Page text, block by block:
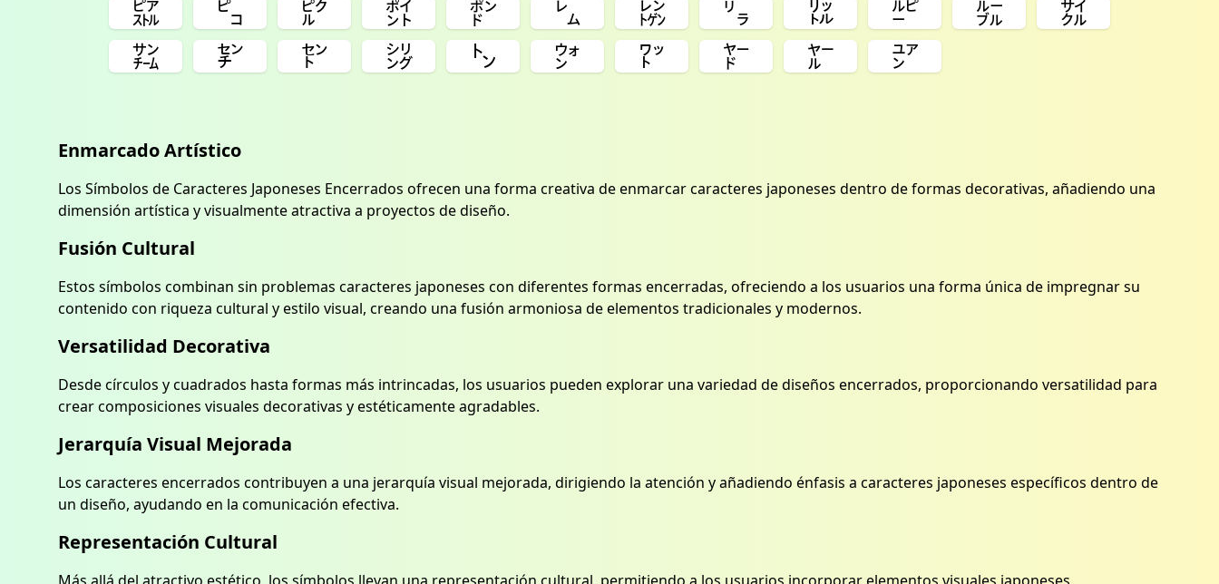
㌮
㌰ ㌯ ㌽ ㍀ ㍕ ㍖ ㍒ ㍑ ㍓ ㍔
㌟
㌠
㌢ ㌣ ㌡ ㌧ ㌆ ㍗ ㍎ ㍏ ㍐
Enmarcado Artístico
Los Símbolos de Caracteres Japoneses Encerrados ofrecen una forma creativa de enmarcar caracteres japoneses dentro de formas decorativas, añadiendo una
dimensión artística y visualmente atractiva a proyectos de diseño.
Fusión Cultural
Estos símbolos combinan sin problemas caracteres japoneses con diferentes formas encerradas, ofreciendo a los usuarios una forma única de impregnar su
contenido con riqueza cultural y estilo visual, creando una fusión armoniosa de elementos tradicionales y modernos.
Versatilidad Decorativa
Desde círculos y cuadrados hasta formas más intrincadas, los usuarios pueden explorar una variedad de diseños encerrados, proporcionando versatilidad para
crear composiciones visuales decorativas y estéticamente agradables.
Jerarquía Visual Mejorada
Los caracteres encerrados contribuyen a una jerarquía visual mejorada, dirigiendo la atención y añadiendo énfasis a caracteres japoneses específicos dentro de
un diseño, ayudando en la comunicación efectiva.
Representación Cultural